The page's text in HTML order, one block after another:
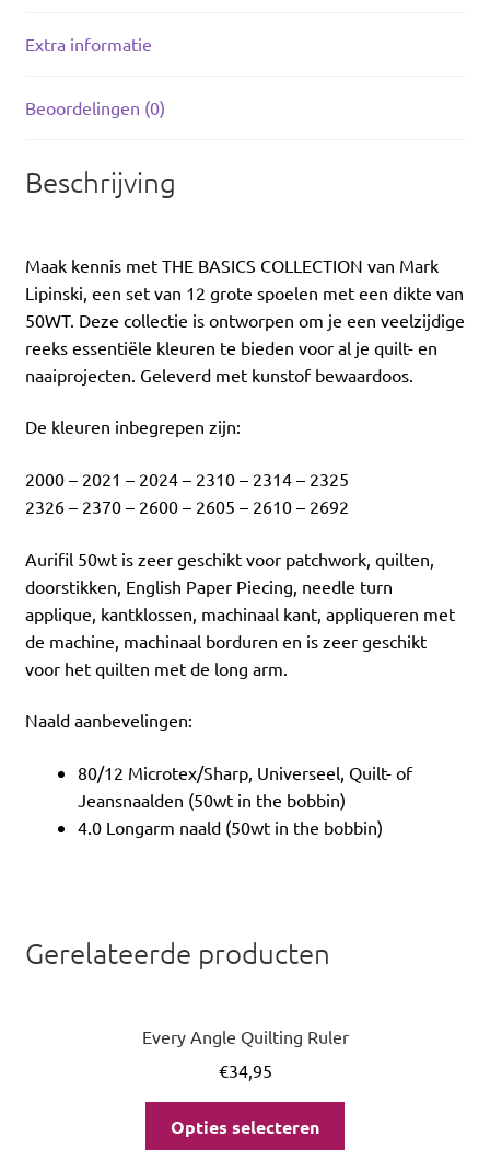
Extra informatie
Beoordelingen (0)
Beschrijving
Maak kennis met THE BASICS COLLECTION van Mark
Lipinski, een set van 12 grote spoelen met een dikte van
50WT. Deze collectie is ontworpen om je een veelzijdige
reeks essentiële kleuren te bieden voor al je quilt- en
naaiprojecten. Geleverd met kunstof bewaardoos.
De kleuren inbegrepen zijn:
2000 – 2021 – 2024 – 2310 – 2314 – 2325
2326 – 2370 – 2600 – 2605 – 2610 – 2692
Aurifil 50wt is zeer geschikt voor patchwork, quilten,
doorstikken, English Paper Piecing, needle turn
applique, kantklossen, machinaal kant, appliqueren met
de machine, machinaal borduren en is zeer geschikt
voor het quilten met de long arm.
Naald aanbevelingen:
80/12 Microtex/Sharp, Universeel, Quilt- of
Jeansnaalden (50wt in the bobbin)
4.0 Longarm naald (50wt in the bobbin)
Gerelateerde producten
Every Angle Quilting Ruler
€34,95
Opties selecteren